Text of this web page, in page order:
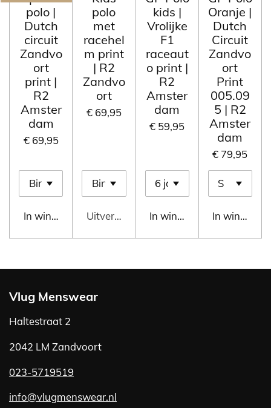
polo |
Dutch
circuit
Zandvo
ort
print |
R2
Amster
dam
€ 69,95
In winkelwagen
polo
met
racehel
m print
| R2
Zandvo
ort
€ 69,95
Uitverkocht
kids |
Vrolijke
F1
raceaut
o print |
R2
Amster
dam
€ 59,95
In winkelwagen
Oranje |
Dutch
Circuit
Zandvo
ort
Print
005.09
5 | R2
Amster
dam
€ 79,95
In
Vlug Menswear
Haltestraat 2
2042 LM Zandvoort
023-5719519
info@vlugmenswear.nl